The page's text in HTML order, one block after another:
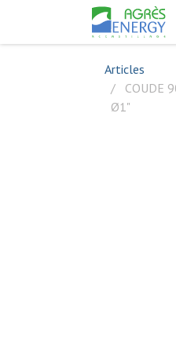
Articles
COUDE
Ø1"